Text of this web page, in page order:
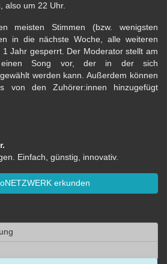
also um 22 Uhr.
meisten Stimmen (bzw. wenigsten
in die nächste Woche, alle weiteren
Jahr gesperrt. Der Moderator stellt am
einen Song vor, der in der sich
werden kann. Außerdem können
von den Zuhörer:innen hinzugefügt
Einfach, günstig, innovativ.
erkunden